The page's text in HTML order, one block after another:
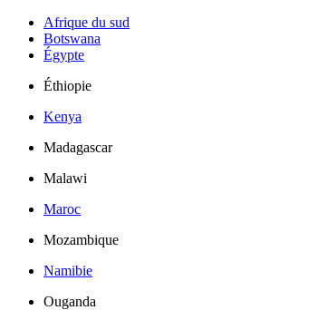
Afrique du sud
Botswana
Égypte
Éthiopie
Kenya
Madagascar
Malawi
Maroc
Mozambique
Namibie
Ouganda